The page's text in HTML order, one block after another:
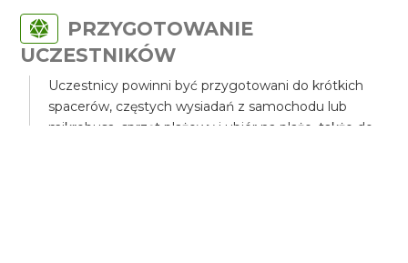
PRZYGOTOWANIE
UCZESTNIKÓW
Uczestnicy powinni być przygotowani do krótkich
spacerów, częstych wysiadań z samochodu lub
mikrobusa, sprzęt plażowy i ubiór na plaże, także do